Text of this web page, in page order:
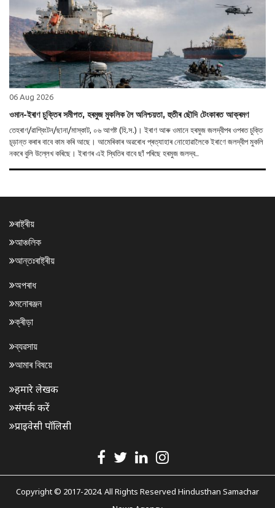
06 Aug 2026
ওমান-ইৰাণ চুক্তিৰ সমীপত, হৰমুজ মুকলিক লৈ অনিশ্চয়তা, হুতীৰ ছৌদি টেংকাৰত আক্ৰমণ
তেহৰাণ/ৱাশ্বিংটন/ছানা/মাস্কাট, ০৬ আগষ্ট (হি.স.)। ইৰাণ আৰু ওমানে হৰমুজ জলদ্বীপৰ ওপৰত চুক্তি
চূড়ান্ত কৰাৰ বাবে কাম কৰি আছে। আমেৰিকাৰ অৱৰোধ প্ৰত্যাহাৰ নোহোৱালৈকে ইৰাণে জলদ্বীপ মুকলি
নকৰে বুলি উল্লেখ কৰিছে। ইৰাণৰ এই স্থিতিৰ বাবে ছাঁ পৰিছে হৰমুজ জলদ্ব..
ৰাষ্ট্ৰীয়
আঞ্চলিক
আন্তঃৰাষ্ট্ৰীয়
অপৰাধ
মনোৰঞ্জন
ক্ৰীড়া
ব্যৱসায়
আমাৰ বিষয়ে
हमारे लेखक
संपर्क करें
प्राइवेसी पॉलिसी
Copyright © 2017-2024. All Rights Reserved Hindusthan Samachar